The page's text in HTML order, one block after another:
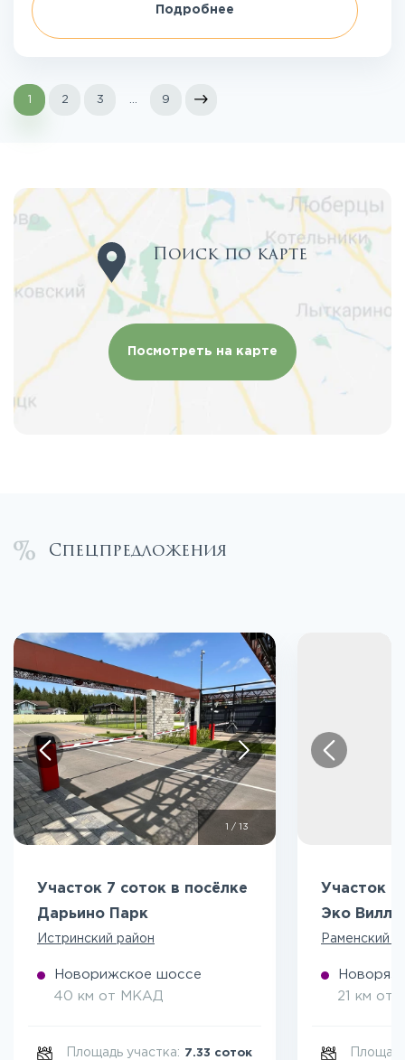
Подробнее
1 2 3 9
Поиск по карте
Посмотреть на карте
Спецпредложения
/ 13
Участок 7 соток в посёлке
Дарьино Парк
Истринский район
Новорижское шоссе
40 км от МКАД
Площадь участка: 7.33 соток
Участок 5
Эко
Раменский
21 км от